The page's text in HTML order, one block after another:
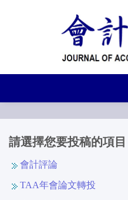
請選擇您要投稿的項目
會計評論
TAA年會論文轉投